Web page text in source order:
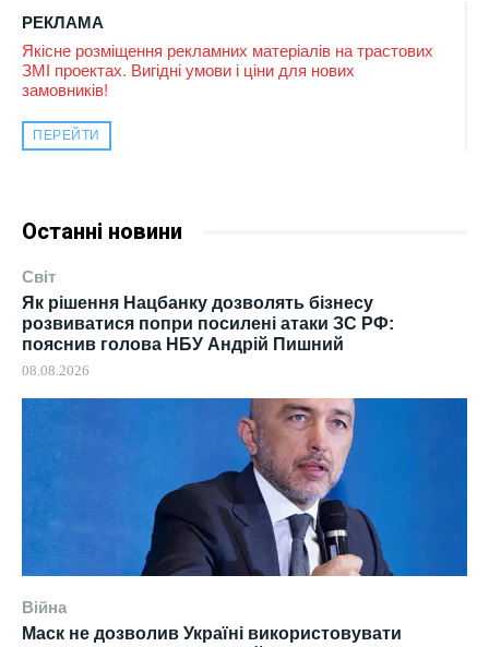
РЕКЛАМА
Якісне розміщення рекламних матеріалів на трастових
ЗМІ проектах. Вигідні умови і ціни для нових
замовників!
ПЕРЕЙТИ
Останні новини
Світ
Як рішення Нацбанку дозволять бізнесу
розвиватися попри посилені атаки ЗС РФ:
пояснив голова НБУ Андрій Пишний
08.08.2026
Війна
Маск не дозволив Україні використовувати